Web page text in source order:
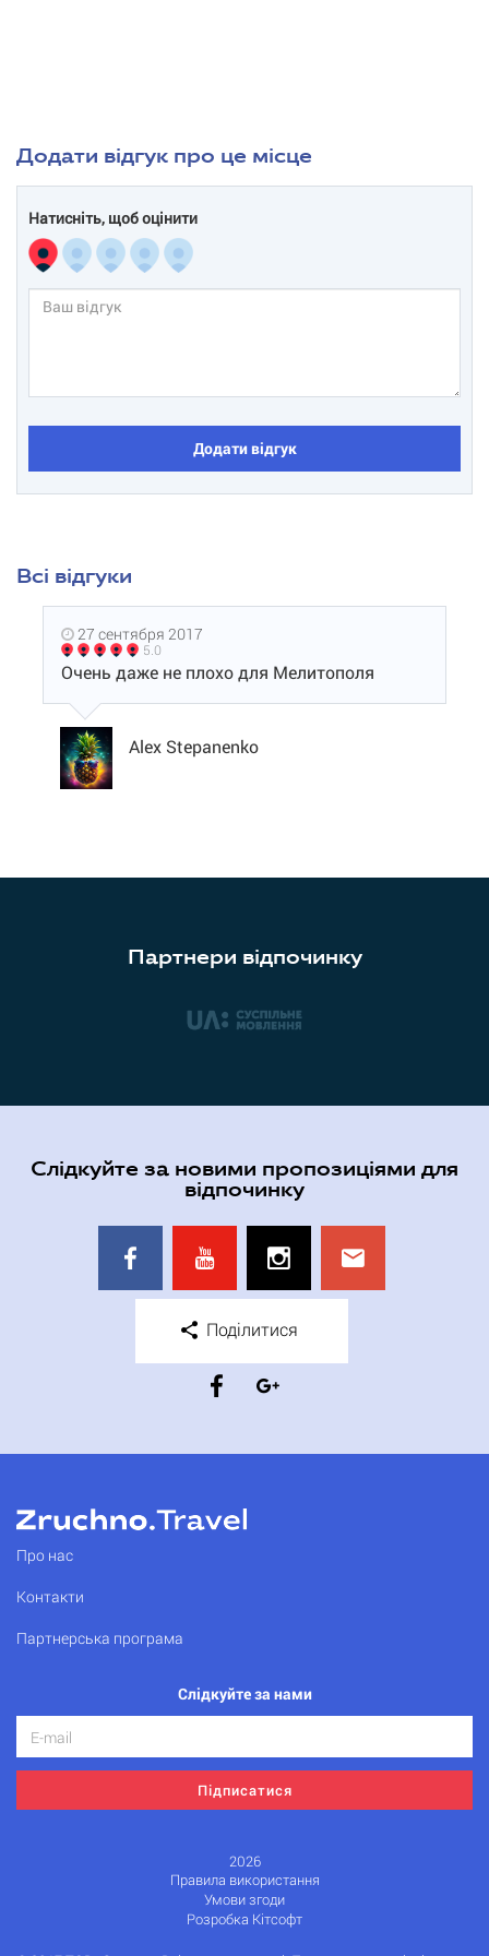
Додати відгук про це місце
Натисніть, щоб оцінити
Додати відгук
Всі відгуки
27 сентября 2017
5.0
Очень даже не плохо для Мелитополя
Alex Stepanenko
Партнери відпочинку
Слідкуйте за новими пропозиціями для
відпочинку
Поділитися
Про нас
Контакти
Партнерська програма
Слідкуйте за нами
Підписатися
2026
Правила використання
Умови згоди
Розробка Кітсофт